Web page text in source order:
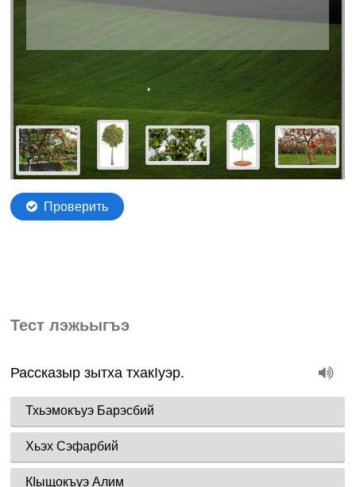
Тест лэжьыгъэ